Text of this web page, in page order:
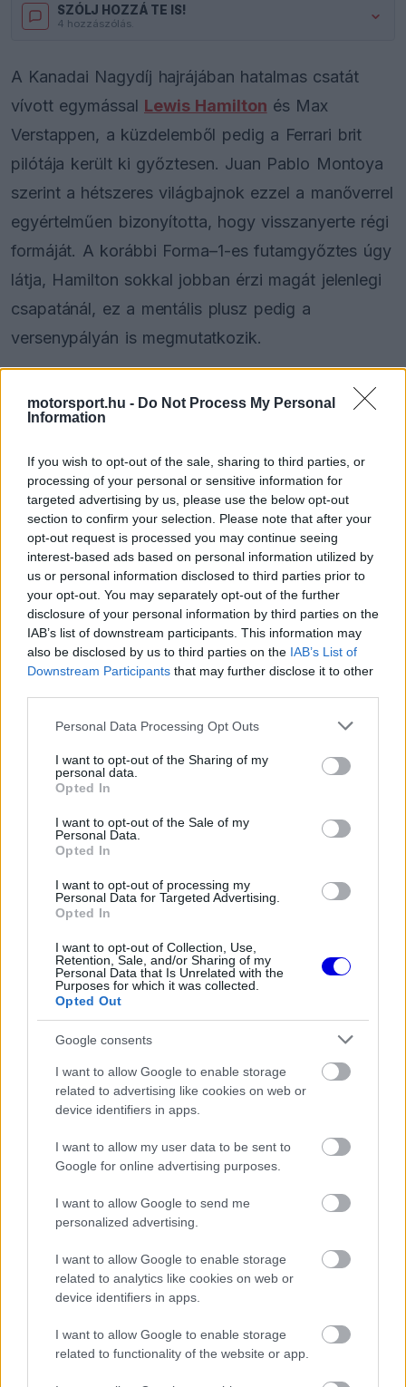
motorsport.hu - Do Not Process My Personal
Information
If you wish to opt-out of the sale, sharing to third parties, or
processing of your personal or sensitive information for
targeted advertising by us, please use the below opt-out
section to confirm your selection. Please note that after your
opt-out request is processed you may continue seeing
interest-based ads based on personal information utilized by
us or personal information disclosed to third parties prior to
your opt-out. You may separately opt-out of the further
disclosure of your personal information by third parties on the
IAB’s list of downstream participants. This information may
also be disclosed by us to third parties on the IAB’s List of
Downstream Participants that may further disclose it to other
Please note that this website/app uses one or more Google
not limited to your visit or usage behaviour. You may click to
grant or deny consent to Google and its third-party tags to
use your data for below specified purposes in below Google
consent section.
Personal Data Processing Opt Outs
I want to opt-out of the Sharing of my
personal data.
Opted In
I want to opt-out of the Sale of my
Personal Data.
Opted In
I want to opt-out of processing my
Personal Data for Targeted Advertising.
Opted In
I want to opt-out of Collection, Use,
Retention, Sale, and/or Sharing of my
Personal Data that Is Unrelated with the
Purposes for which it was collected.
Opted Out
Google consents
I want to allow Google to enable storage
related to advertising like cookies on web or
device identifiers in apps.
I want to allow my user data to be sent to
Google for online advertising purposes.
I want to allow Google to send me
personalized advertising.
I want to allow Google to enable storage
related to analytics like cookies on web or
device identifiers in apps.
I want to allow Google to enable storage
related to functionality of the website or app.
SZÓLJ HOZZÁ TE IS!
4 hozzászólás.
A Kanadai Nagydíj hajrájában hatalmas csatát
vívott egymással Lewis Hamilton és Max
Verstappen, a küzdelemből pedig a Ferrari brit
pilótája került ki győztesen. Juan Pablo Montoya
szerint a hétszeres világbajnok ezzel a manőverrel
egyértelműen bizonyította, hogy visszanyerte régi
formáját. A korábbi Forma–1-es futamgyőztes úgy
látja, Hamilton sokkal jobban érzi magát jelenlegi
csapatánál, ez a mentális plusz pedig a
versenypályán is megmutatkozik.
kiélezett taktikai párbaj alakult ki a két rivális
utasította maga mögé a négyszeres világbajnokot,
amivel megszerezte a második helyet. Ez az
eredmény egyben a brit pilóta eddigi legjobb
ferraris szereplését jelenti, az erős pontszerzéssel
pedig feljött a világbajnoki tabella negyedik
pozíciójába.
Player
Pause Unmute
Az idei szezonban szakkommentátorként dolgozó
Montoya a talkSPORT BET kérdésére válaszolva
elárulta, teljesen lenyűgözte a két klasszis
összecsapása.
EZEKET IS AJÁNLJUK
FORMA-1
panaszodó Ferrarinak
FORMA-1
Verstappen útjába a jövőben
FORMA-1
Francia hatalomátvételről